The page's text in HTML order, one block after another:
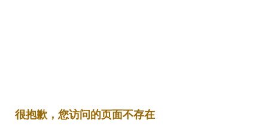
   很抱歉，您访问的页面不存在